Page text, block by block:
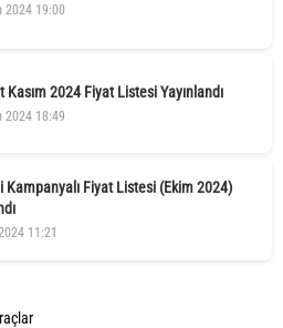
2024 19:00
Kasım 2024 Fiyat Listesi Yayınlandı
2024 18:49
Kampanyalı Fiyat Listesi (Ekim 2024)
11:21